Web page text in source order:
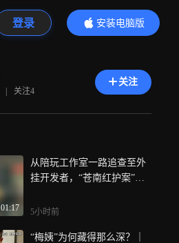
登录
安装电脑版
内容更精彩
| 关注4
关注
01:17
从陪玩工作室一路追查至外
挂开发者，“苍南红护案”外
开发者获刑四年！
5小时前
“梅姨”为何藏得那么深？｜